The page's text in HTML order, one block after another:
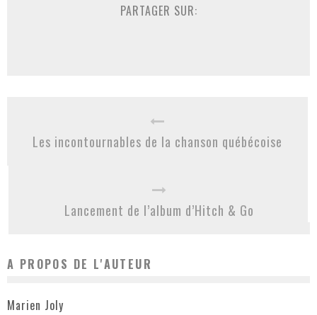
PARTAGER SUR:
Les incontournables de la chanson québécoise
Lancement de l’album d’Hitch & Go
A PROPOS DE L'AUTEUR
Marien Joly